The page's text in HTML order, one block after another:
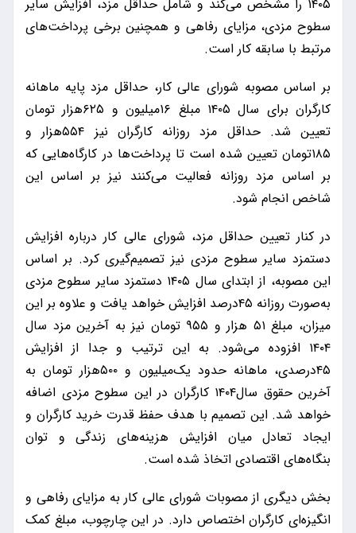
۱۴۰۵ را مشخص می‌کند و شامل حداقل مزد، افزایش سایر
سطوح مزدی، مزایای رفاهی و همچنین برخی پرداخت‌های
مرتبط با سابقه کار است.
بر اساس مصوبه شورای عالی کار، حداقل مزد پایه ماهانه
کارگران برای سال ۱۴۰۵ مبلغ ۱۶میلیون و ۶۲۵هزار تومان
تعیین شد. حداقل مزد روزانه کارگران نیز ۵۵۴هزار و
۱۸۵تومان تعیین شده است تا پرداخت‌ها در کارگاه‌هایی که
بر اساس مزد روزانه فعالیت می‌کنند نیز بر اساس این
شاخص انجام شود.
در کنار تعیین حداقل مزد، شورای عالی کار درباره افزایش
دستمزد سایر سطوح مزدی نیز تصمیم‌گیری کرد. بر اساس
این مصوبه، از ابتدای سال ۱۴۰۵ دستمزد سایر سطوح مزدی
به‌صورت روزانه ۴۵درصد افزایش خواهد یافت و علاوه بر این
میزان، مبلغ ۵۱ هزار و ۹۵۵ تومان نیز به آخرین مزد سال
۱۴۰۴ افزوده می‌شود. به این ترتیب و جدا از افزایش
۴۵درصدی، ماهانه حدود یک‌میلیون و ۵۰۰هزار تومان به
آخرین حقوق سال۱۴۰۴ کارگران در این سطوح مزدی اضافه
خواهد شد. این تصمیم با هدف حفظ قدرت خرید کارگران و
ایجاد تعادل میان افزایش هزینه‌های زندگی و توان
بنگاه‌های اقتصادی اتخاذ شده است.
بخش دیگری از مصوبات شورای عالی کار به مزایای رفاهی و
انگیزه‌ای کارگران اختصاص دارد. در این چارچوب، مبلغ کمک